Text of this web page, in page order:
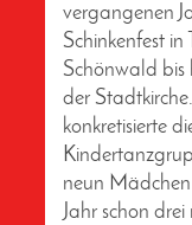
vergangenen
Schinkenfest
Schönwald bis
der
konkretisierte
neun
Jahr schon